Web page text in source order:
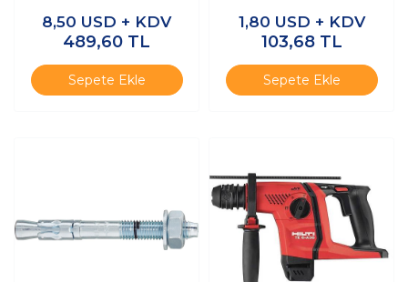
(25adet)
8,50 USD + KDV
489,60 TL
Sepete Ekle
1,80 USD + KDV
103,68 TL
Sepete Ekle